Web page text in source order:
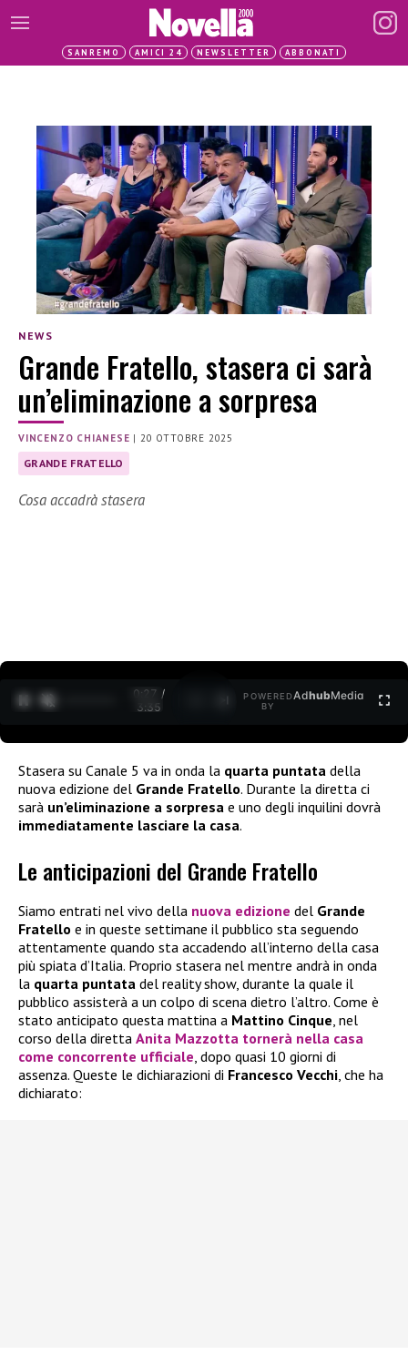
SANREMO AMICI 24 NEWSLETTER ABBONATI
NEWS
Grande Fratello, stasera ci sarà
un’eliminazione a sorpresa
VINCENZO CHIANESE |20 OTTOBRE 2025
GRANDE FRATELLO
Cosa accadrà stasera
0:28 /
3:35
POWERED
BY
AdhubMedia
Stasera su Canale 5 va in onda la quarta puntata della
nuova edizione del Grande Fratello. Durante la diretta ci
sarà un’eliminazione a sorpresa e uno degli inquilini dovrà
immediatamente lasciare la casa.
Le anticipazioni del Grande Fratello
Siamo entrati nel vivo della nuova edizione del Grande
Fratello e in queste settimane il pubblico sta seguendo
attentamente quando sta accadendo all’interno della casa
più spiata d’Italia. Proprio stasera nel mentre andrà in onda
la quarta puntata del reality show, durante la quale il
pubblico assisterà a un colpo di scena dietro l’altro. Come è
stato anticipato questa mattina a Mattino Cinque, nel
corso della diretta Anita Mazzotta tornerà nella casa
come concorrente ufficiale, dopo quasi 10 giorni di
assenza. Queste le dichiarazioni di Francesco Vecchi, che ha
dichiarato: